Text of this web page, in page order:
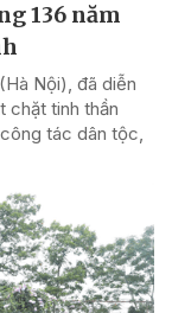
136 năm
Nội), đã diễn
chặt tinh thần
tác dân tộc,